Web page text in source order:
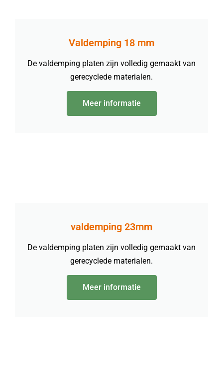
Valdemping 18 mm
De valdemping platen zijn volledig gemaakt van
gerecyclede materialen.
Meer informatie
valdemping 23mm
De valdemping platen zijn volledig gemaakt van
gerecyclede materialen.
Meer informatie